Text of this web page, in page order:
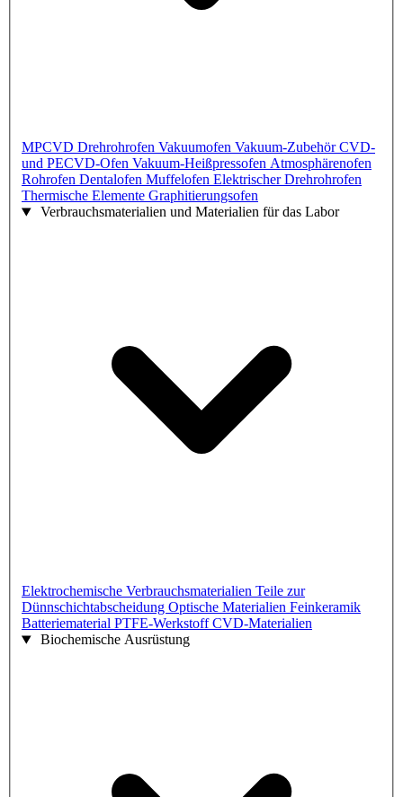
MPCVD Drehrohrofen Vakuumofen Vakuum-ZubehörCVD-
und PECVD-Ofen Vakuum-Heißpressofen Atmosphärenofen
Rohrofen Dentalofen Muffelofen Elektrischer Drehrohrofen
Thermische Elemente Graphitierungsofen
Verbrauchsmaterialien und Materialien für das Labor
Elektrochemische Verbrauchsmaterialien Teile zur
Dünnschichtabscheidung Optische Materialien Feinkeramik
Batteriematerial PTFE-WerkstoffCVD-Materialien
Biochemische Ausrüstung